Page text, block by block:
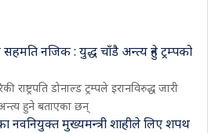
नजिक : युद्ध चाँडै अन्त्य हुने ट्रम्पको
राष्ट्रपति डोनाल्ड ट्रम्पले इरानविरुद्ध जारी
अन्त्य हुने बताएका छन्
नवनियुक्त मुख्यमन्त्री शाहीले लिए शपथ